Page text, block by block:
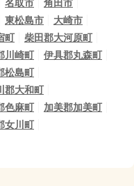
名取市
角田市
東松島市
大崎市
町
柴田郡大河原町
川崎町
伊具郡丸森町
松島町
郡大和町
色麻町
加美郡加美町
女川町